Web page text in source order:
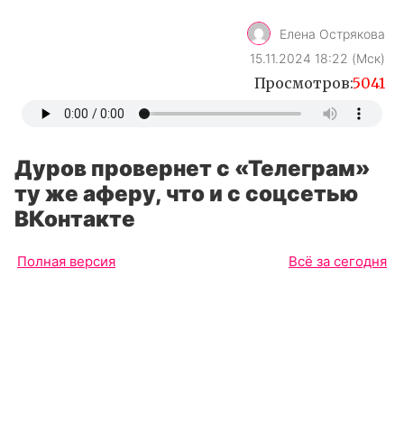
Елена Острякова
15.11.2024 18:22 (Мск)
Просмотров:5041
Дуров провернет с «Телеграм»
ту же аферу, что и с соцсетью
ВКонтакте
Полная версия Всё за сегодня